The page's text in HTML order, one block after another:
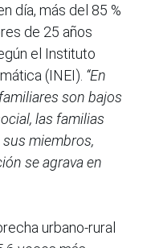
día, más del 85 %
de 25 años
el Instituto
(INEI). “En
son bajos
las familias
miembros,
se agrava en
urbano-rural